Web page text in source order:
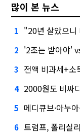
많이 본 뉴스
1 "20년 살았으니
2 '2조는 받아야'
3 전액 비과세+소
4 2000원도 비싸다
5 메디큐브·아누
6 트럼프, 폴리실리